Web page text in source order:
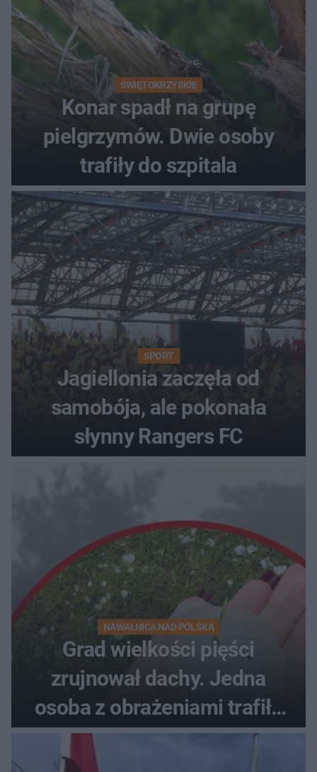
ŚWIĘTOKRZYSKIE
Konar spadł na grupę
pielgrzymów. Dwie osoby
trafiły do szpitala
SPORT
Jagiellonia zaczęła od
samobója, ale pokonała
słynny Rangers FC
NAWAŁNICA NAD POLSKĄ
Grad wielkości pięści
zrujnował dachy. Jedna
osoba z obrażeniami trafiła
do szpitala